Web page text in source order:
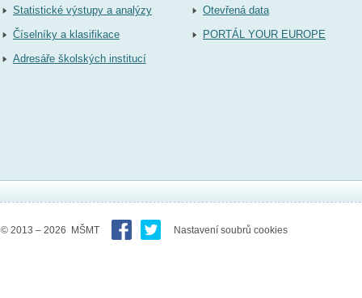
Statistické výstupy a analýzy
Číselníky a klasifikace
Adresáře školských institucí
Otevřená data
PORTÁL YOUR EUROPE
© 2013 – 2026 MŠMT Nastavení soubrů cookies